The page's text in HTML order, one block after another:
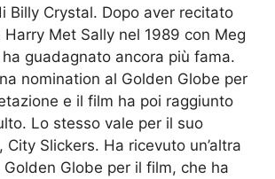
Billy Crystal. Dopo aver recitato
Harry Met Sally nel 1989 con Meg
guadagnato ancora più fama.
nomination al Golden Globe per
e il film ha poi raggiunto
Lo stesso vale per il suo
City Slickers. Ha ricevuto un’altra
Globe per il film, che ha